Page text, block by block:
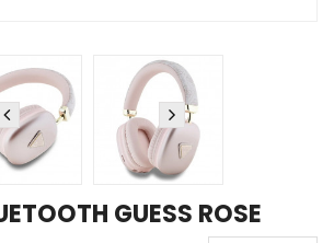
GUESS ROSE